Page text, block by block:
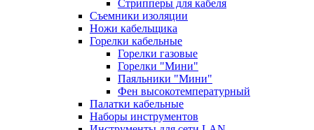
Стрипперы для кабеля
Съемники изоляции
Ножи кабельщика
Горелки кабельные
Горелки газовые
Горелки "Мини"
Паяльники "Мини"
Фен высокотемпературный
Палатки кабельные
Наборы инструментов